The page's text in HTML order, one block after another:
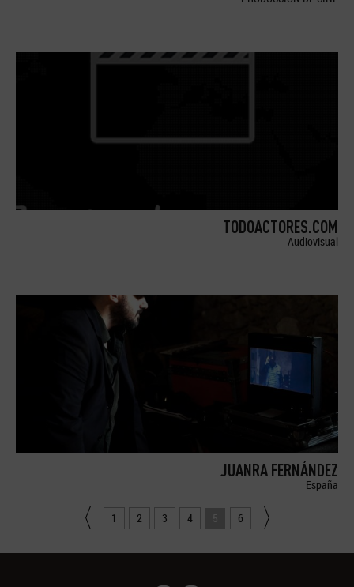
TODOACTORES.COM
Audiovisual
JUANRA FERNÁNDEZ
España
1 2 3 4 5 6